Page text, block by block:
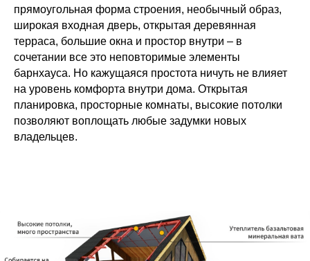
прямоугольная форма строения, необычный образ,
широкая входная дверь, открытая деревянная
терраса, большие окна и простор внутри – в
сочетании все это неповторимые элементы
барнхауса. Но кажущаяся простота ничуть не влияет
на уровень комфорта внутри дома. Открытая
планировка, просторные комнаты, высокие потолки
позволяют воплощать любые задумки новых
владельцев.